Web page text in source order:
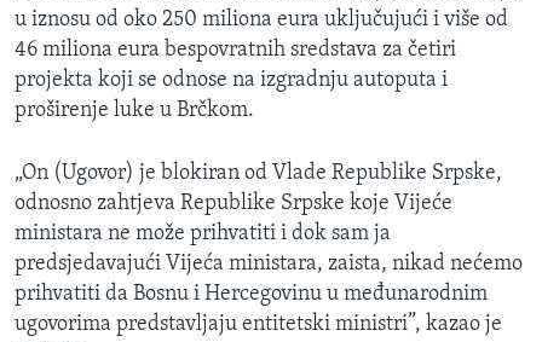
u iznosu od oko 250 miliona eura uključujući i više od
46 miliona eura bespovratnih sredstava za četiri
projekta koji se odnose na izgradnju autoputa i
proširenje luke u Brčkom.
„On (Ugovor) je blokiran od Vlade Republike Srpske,
odnosno zahtjeva Republike Srpske koje Vijeće
ministara ne može prihvatiti i dok sam ja
predsjedavajući Vijeća ministara, zaista, nikad nećemo
prihvatiti da Bosnu i Hercegovinu u međunarodnim
ugovorima predstavljaju entitetski ministri”, kazao je